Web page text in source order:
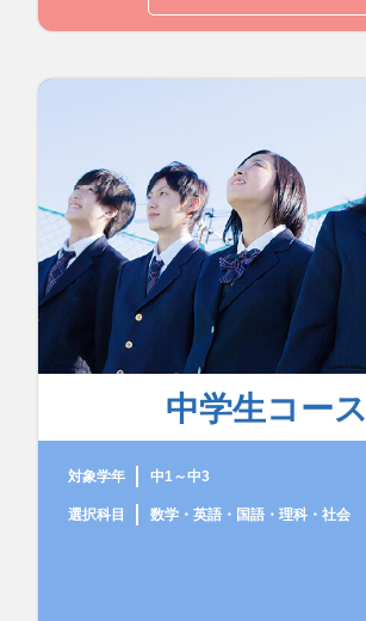
中学生コース
対象学年 中1～中3
選択科目 数学・英語・国語・理科・社会